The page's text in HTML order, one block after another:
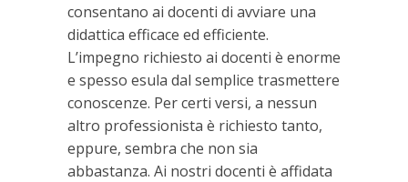
consentano ai docenti di avviare una
didattica efficace ed efficiente.
L’impegno richiesto ai docenti è enorme
e spesso esula dal semplice trasmettere
conoscenze. Per certi versi, a nessun
altro professionista è richiesto tanto,
eppure, sembra che non sia
abbastanza. Ai nostri docenti è affidata